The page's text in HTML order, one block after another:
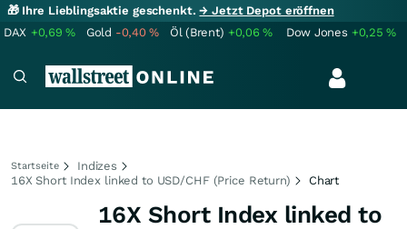
🎁 Ihre Lieblingsaktie geschenkt.→ Jetzt Depot eröffnen
DAX +0,69% Gold -0,40% Öl (Brent) +0,06% Dow Jones +0,25%
Startseite
Indizes
16X Short Index linked to USD/CHF (Price Return)
Chart
16X Short Index linked to